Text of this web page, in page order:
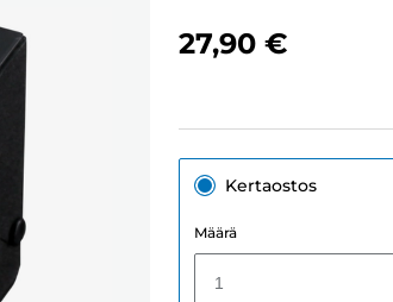
27,90 €
Kertaostos
Määrä
1